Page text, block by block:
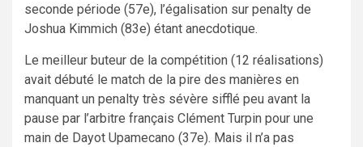
seconde période (57e), l’égalisation sur penalty de
Joshua Kimmich (83e) étant anecdotique.
Le meilleur buteur de la compétition (12 réalisations)
avait débuté le match de la pire des manières en
manquant un penalty très sévère sifflé peu avant la
pause par l’arbitre français Clément Turpin pour une
main de Dayot Upamecano (37e). Mais il n’a pas